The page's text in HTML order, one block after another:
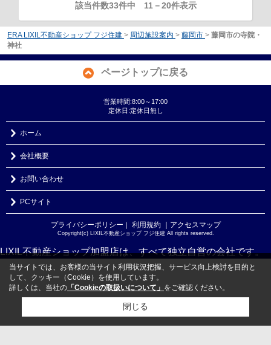
該当件数33件中 11 －20件表示
ERA LIXIL不動産ショップ フジ住建 > 周辺施設案内 > 藤岡市 > 藤岡市の寺院・
神社
ページトップに戻る
営業時間:8:00～17:00
定休日:定休日無し
ホーム
会社概要
お問い合わせ
PCサイト
プライバシーポリシー ｜ 利用規約 ｜アクセスマップ
Copyright(c) LIXIL不動産ショップ フジ住建 All rights reserved.
LIXIL不動産ショップ加盟店は、すべて独立自営の会社です。
当サイトでは、お客様の当サイト利用状況把握、サービス向上検討を目的と
して、クッキー（Cookie）を使用しています。
詳しくは、当社の 「Cookieの取扱いについて」 をご確認ください。
閉じる